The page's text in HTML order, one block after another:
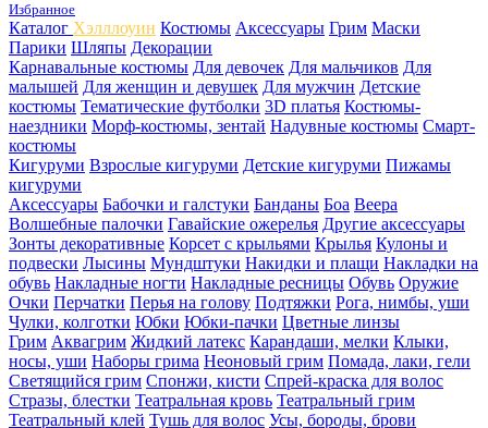
Избранное
Каталог Хэлллоуин Костюмы Аксессуары Грим Маски
Парики Шляпы Декорации
Карнавальные костюмы Для девочек Для мальчиков Для
малышей Для женщин и девушек Для мужчин Детские
костюмы Тематические футболки 3D платья Костюмы-
наездники Морф-костюмы, зентай Надувные костюмы Смарт-
костюмы
Кигуруми Взрослые кигуруми Детские кигуруми Пижамы
кигуруми
Аксессуары Бабочки и галстуки Банданы Боа Веера
Волшебные палочки Гавайские ожерелья Другие аксессуары
Зонты декоративные Корсет с крыльями Крылья Кулоны и
подвески Лысины Мундштуки Накидки и плащи Накладки на
обувь Накладные ногти Накладные ресницы Обувь Оружие
Очки Перчатки Перья на голову Подтяжки Рога, нимбы, уши
Чулки, колготки Юбки Юбки-пачки Цветные линзы
Грим Аквагрим Жидкий латекс Карандаши, мелки Клыки,
носы, уши Наборы грима Неоновый грим Помада, лаки, гели
Светящийся грим Спонжи, кисти Спрей-краска для волос
Стразы, блестки Театральная кровь Театральный грим
Театральный клей Тушь для волос Усы, бороды, брови